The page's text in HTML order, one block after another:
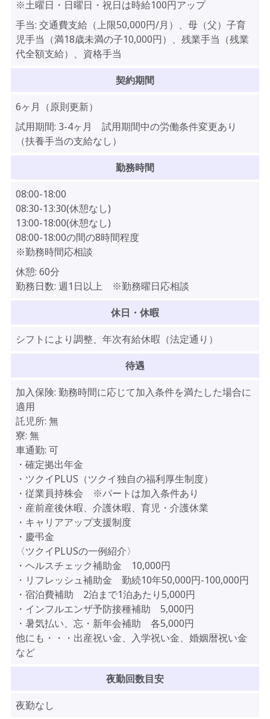
※土曜日・日曜日・祝日は時給100円アップ
手当: 交通費支給（上限50,000円/月）、母（父）子育
児手当（満18歳未満の子10,000円）、残業手当（残業
代全額支給）、資格手当
契約期間
6ヶ月（原則更新）
試用期間: 3-4ヶ月 試用期間中の労働条件変更あり
（扶養手当の支給なし）
勤務時間
08:00-18:00
08:30-13:30(休憩なし)
13:00-18:00(休憩なし)
08:00-18:00の間の8時間程度
※勤務時間応相談
休憩: 60分
勤務日数: 週1日以上 ※勤務曜日応相談
休日・休暇
シフトにより調整、年次有給休暇（法定通り）
待遇
加入保険: 勤務時間に応じて加入条件を満たした場合に
適用
託児所: 無
寮: 無
車通勤: 可
・確定拠出年金
・ツクイPLUS（ツクイ独自の福利厚生制度）
・従業員持株会 ※パートは加入条件あり
・産前産後休暇、介護休暇、育児・介護休業
・キャリアアップ支援制度
・慶弔金
〈ツクイPLUSの一例紹介〉
・ヘルスチェック補助金 10,000円
・リフレッシュ補助金 勤続10年50,000円-100,000円
・宿泊費補助 2泊まで1泊あたり5,000円
・インフルエンザ予防接種補助 5,000円
・暑気払い、忘・新年会補助 各5,000円
他にも・・・出産祝い金、入学祝い金、婚姻暦祝い金
など
夜勤回数目安
夜勤なし